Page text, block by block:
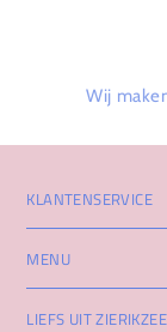
Wij
KLANTENSERVICE
MENU
LIEFS UIT ZIERIKZEE